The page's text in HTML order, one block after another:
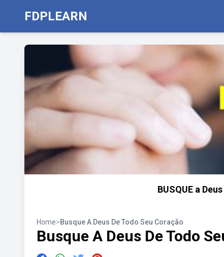
FDPLEARN
BUSQUE a
Home>Busque A Deus De Todo Seu Coração
Busque A Deus De Todo